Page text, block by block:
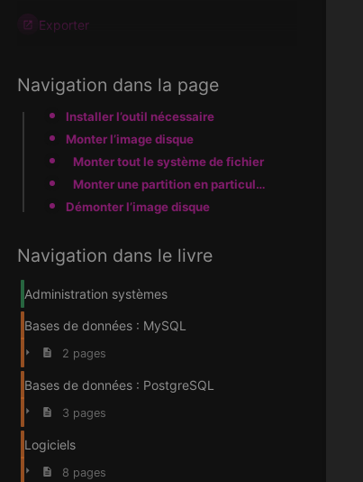
Exporter
Navigation dans la page
Installer l’outil nécessaire
Monter l’image disque
Monter tout le système de fichier
Monter une partition en particulier
Démonter l’image disque
Navigation dans le livre
Administration systèmes
Bases de données : MySQL
2 pages
Bases de données : PostgreSQL
3 pages
Logiciels
8 pages